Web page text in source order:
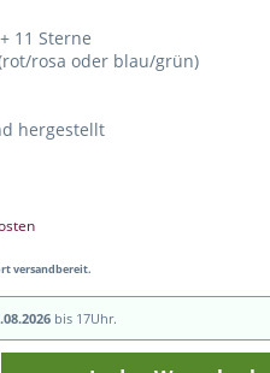
11 Sterne
rosa oder blau/grün)
hergestellt
versandbereit.
bis 17Uhr.